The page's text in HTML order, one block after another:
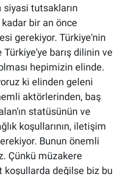
tutsakların
kadar bir an önce
gerekiyor. Türkiye'nin
barış dilinin ve
hepimizin elinde.
ki elinden geleni
aktörlerinden, baş
statüsünün ve
koşullarının, iletişim
Bunun önemli
Çünkü müzakere
değilse biz bu